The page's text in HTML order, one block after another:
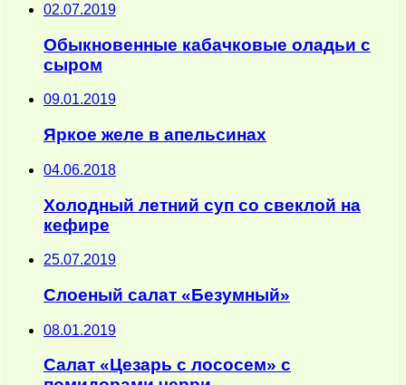
02.07.2019
Обыкновенные кабачковые оладьи с
сыром
09.01.2019
Яркое желе в апельсинах
04.06.2018
Холодный летний суп со свеклой на
кефире
25.07.2019
Слоеный салат «Безумный»
08.01.2019
Салат «Цезарь с лососем» с